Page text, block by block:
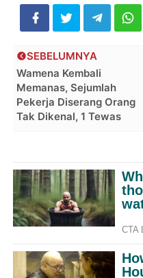
SEBELUMNYA
Wamena Kembali
Memanas, Sejumlah
Pekerja Diserang Orang
Tak Dikenal, 1 Tewas